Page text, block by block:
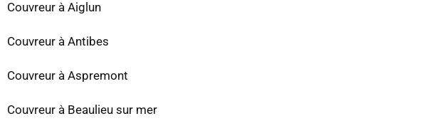
Couvreur à Aiglun
Couvreur à Antibes
Couvreur à Aspremont
Couvreur à Beaulieu sur mer